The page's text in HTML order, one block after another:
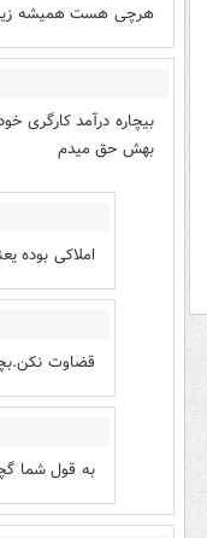
هرچی هست همیشه
بیچاره درآمد کارگری
بهش حق میدم
املاکی بوده
قضاوت
به قول شما